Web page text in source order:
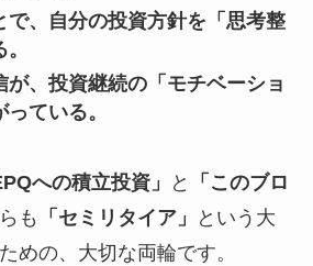
で、自分の投資方針を「思考整
が、投資継続の「モチベーショ
ている。
への積立投資」 と
「このブロ
も 「セミリタイア」
という大
めの、大切な両輪です。